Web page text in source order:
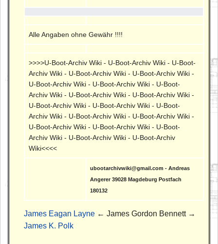
Alle Angaben ohne Gewähr !!!!
>>>>U-Boot-Archiv Wiki - U-Boot-Archiv Wiki - U-Boot-
Archiv Wiki - U-Boot-Archiv Wiki - U-Boot-Archiv Wiki -
U-Boot-Archiv Wiki - U-Boot-Archiv Wiki - U-Boot-
Archiv Wiki - U-Boot-Archiv Wiki - U-Boot-Archiv Wiki -
U-Boot-Archiv Wiki - U-Boot-Archiv Wiki - U-Boot-
Archiv Wiki - U-Boot-Archiv Wiki - U-Boot-Archiv Wiki -
U-Boot-Archiv Wiki - U-Boot-Archiv Wiki - U-Boot-
Archiv Wiki - U-Boot-Archiv Wiki - U-Boot-Archiv
Wiki<<<<
ubootarchivwiki@gmail.com - Andreas
Angerer 39028 Magdeburg Postfach
180132
James Eagan Layne ← James Gordon Bennett →
James K. Polk